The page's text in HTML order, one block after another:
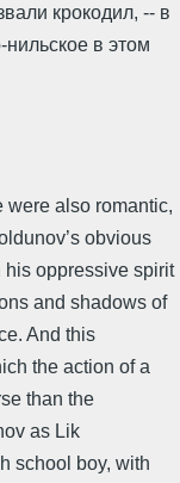
крокодил, -- в
в этом
were also romantic,
obvious
his oppressive spirit
and shadows of
And this
the action of a
than the
as Lik
school boy, with